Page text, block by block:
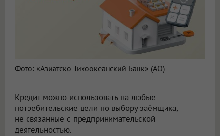
Фото: «Азиатско-Тихоокеанский Банк» (АО)
Кредит можно использовать на любые
потребительские цели по выбору заёмщика,
не связанные с предпринимательской
деятельностью.